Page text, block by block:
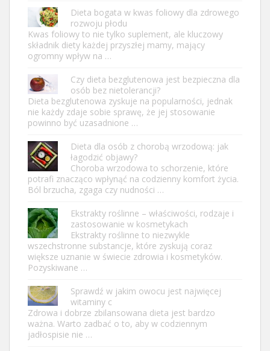
Dieta bogata w kwas foliowy dla zdrowego
rozwoju płodu
Kwas foliowy to nie tylko suplement, ale kluczowy
składnik diety każdej przyszłej mamy, mający
ogromny wpływ na …
Czy dieta bezglutenowa jest bezpieczna dla
osób bez nietolerancji?
Dieta bezglutenowa zyskuje na popularności, jednak
nie każdy zdaje sobie sprawę, że jej stosowanie
powinno być uzasadnione …
Dieta dla osób z chorobą wrzodową: jak
łagodzić objawy?
Choroba wrzodowa to schorzenie, które
potrafi znacząco wpłynąć na codzienny komfort życia.
Ból brzucha, zgaga czy nudności …
Ekstrakty roślinne – właściwości, rodzaje i
zastosowanie w kosmetykach
Ekstrakty roślinne to niezwykle
wszechstronne substancje, które zyskują coraz
większe uznanie w świecie zdrowia i kosmetyków.
Pozyskiwane …
Sprawdź w jakim owocu jest najwięcej
witaminy c
Zdrowa i dobrze zbilansowana dieta jest bardzo
ważna. Warto zadbać o to, aby w codziennym
jadłospisie nie …